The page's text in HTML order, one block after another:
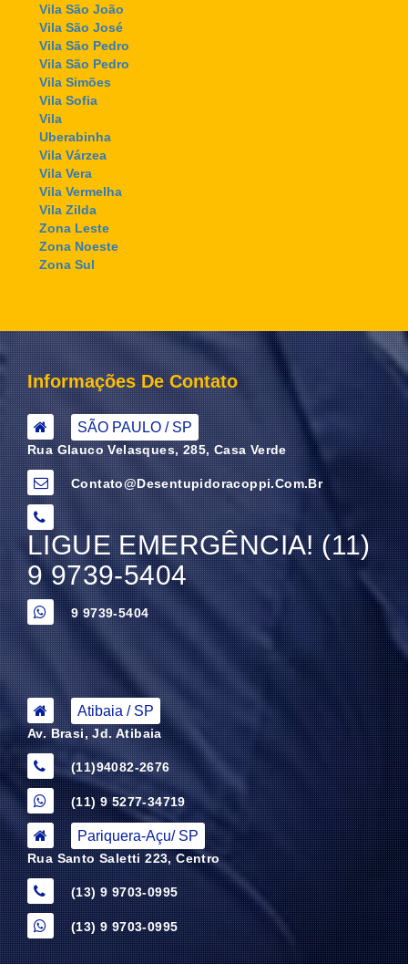
Vila São João
Vila São José
Vila São Pedro
Vila São Pedro
Vila Simões
Vila Sofia
Vila
Uberabinha
Vila Várzea
Vila Vera
Vila Vermelha
Vila Zilda
Zona Leste
Zona Noeste
Zona Sul
Informações De Contato
SÃO PAULO / SP
Rua Glauco Velasques, 285, Casa Verde
Contato@desentupidoracoppi.com.br
LIGUE EMERGÊNCIA! (11)
9 9739-5404
9 9739-5404
Atibaia / SP
Av. Brasi, Jd. Atibaia
(11)94082-2676
(11) 9 5277-34719
Pariquera-Açu/ SP
Rua Santo Saletti 223, Centro
(13) 9 9703-0995
(13) 9 9703-0995